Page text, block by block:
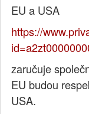
EU a USA
https://
zaručuje
EU budou
USA.